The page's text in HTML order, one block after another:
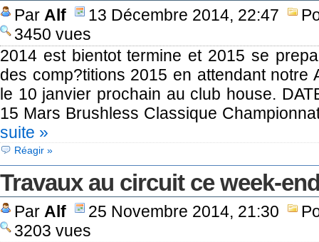
Par Alf 13 Décembre 2014, 22:47
3450 vues
2014 est bientot termine et 2015 se
des comp?titions 2015 en attendant notre
le 10 janvier prochain au club house.
15 Mars Brushless Classique
suite »
Réagir »
Travaux au circuit ce week-
Par Alf 25 Novembre 2014, 21:30
3203 vues